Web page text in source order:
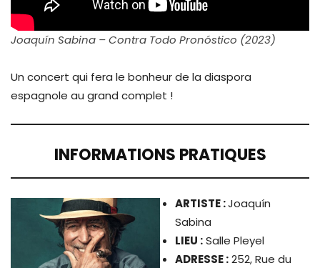
Joaquín Sabina – Contra Todo Pronóstico (2023)
Un concert qui fera le bonheur de la diaspora
espagnole au grand complet !
INFORMATIONS PRATIQUES
ARTISTE:Joaquín
Sabina
LIEU :Salle Pleyel
ADRESSE :252, Rue du